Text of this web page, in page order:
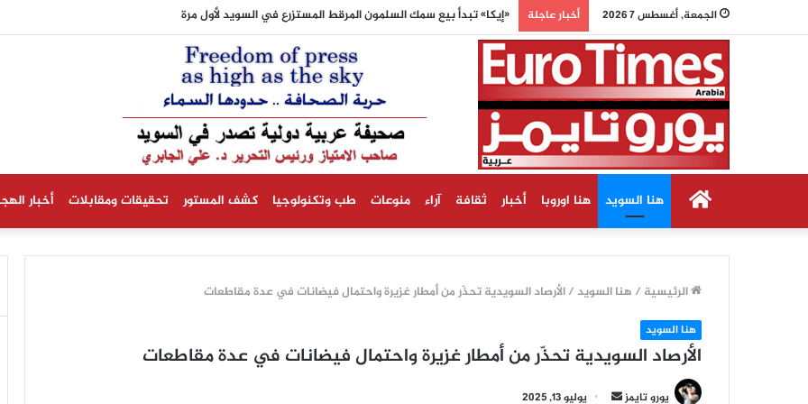
الجمعة, أغسطس 7 2026 أخبار عاجلة الأرصاد الفرنسية: الأشهر الثلاثة المقبلة ستكون أدفأ من المعدلات الطبيعية
الرئيسيةهنا السويد هنا اوروبا أخبار ثقافة آراء منوعات طب وتكنولوجيا كشف المستور تحقيقات ومقابلات أخبار
الرئيسية / هنا السويد/الأرصاد السويدية تحذّر من أمطار غزيرة واحتمال فيضانات في عدة مقاطعات
هنا السويد
الأرصاد السويدية تحذّر من أمطار غزيرة واحتمال فيضانات في عدة مقاطعات
يورو تايمز
أرسل يوليو 13, 2025